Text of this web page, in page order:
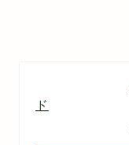
ド